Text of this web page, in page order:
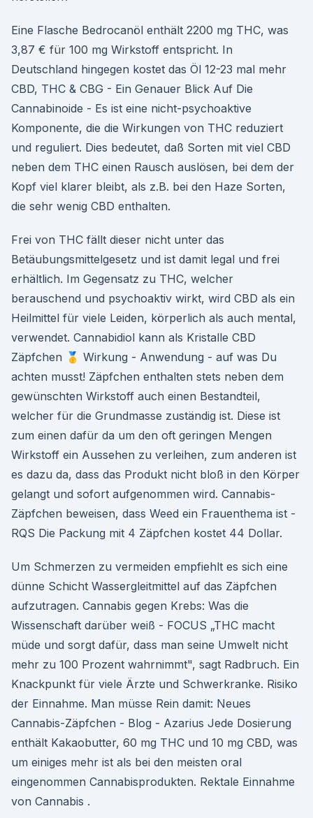
Eine Flasche Bedrocanöl enthält 2200 mg THC, was
3,87 € für 100 mg Wirkstoff entspricht. In
Deutschland hingegen kostet das Öl 12-23 mal mehr
CBD, THC & CBG - Ein Genauer Blick Auf Die
Cannabinoide - Es ist eine nicht-psychoaktive
Komponente, die die Wirkungen von THC reduziert
und reguliert. Dies bedeutet, daß Sorten mit viel CBD
neben dem THC einen Rausch auslösen, bei dem der
Kopf viel klarer bleibt, als z.B. bei den Haze Sorten,
die sehr wenig CBD enthalten.
Frei von THC fällt dieser nicht unter das
Betäubungsmittelgesetz und ist damit legal und frei
erhältlich. Im Gegensatz zu THC, welcher
berauschend und psychoaktiv wirkt, wird CBD als ein
Heilmittel für viele Leiden, körperlich als auch mental,
verwendet. Cannabidiol kann als Kristalle CBD
Zäpfchen 🥇 Wirkung - Anwendung - auf was Du
achten musst! Zäpfchen enthalten stets neben dem
gewünschten Wirkstoff auch einen Bestandteil,
welcher für die Grundmasse zuständig ist. Diese ist
zum einen dafür da um den oft geringen Mengen
Wirkstoff ein Aussehen zu verleihen, zum anderen ist
es dazu da, dass das Produkt nicht bloß in den Körper
gelangt und sofort aufgenommen wird. Cannabis-
Zäpfchen beweisen, dass Weed ein Frauenthema ist -
RQS Die Packung mit 4 Zäpfchen kostet 44 Dollar.
Um Schmerzen zu vermeiden empfiehlt es sich eine
dünne Schicht Wassergleitmittel auf das Zäpfchen
aufzutragen. Cannabis gegen Krebs: Was die
Wissenschaft darüber weiß - FOCUS „THC macht
müde und sorgt dafür, dass man seine Umwelt nicht
mehr zu 100 Prozent wahrnimmt", sagt Radbruch. Ein
Knackpunkt für viele Ärzte und Schwerkranke. Risiko
der Einnahme. Man müsse Rein damit: Neues
Cannabis-Zäpfchen - Blog - Azarius Jede Dosierung
enthält Kakaobutter, 60 mg THC und 10 mg CBD, was
um einiges mehr ist als bei den meisten oral
eingenommen Cannabisprodukten. Rektale Einnahme
von Cannabis .